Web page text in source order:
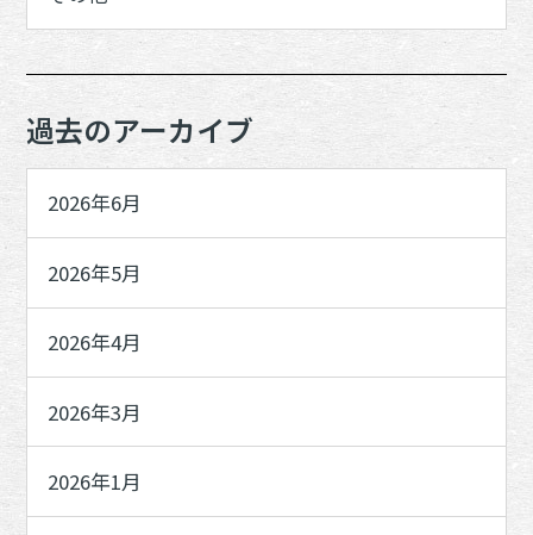
過去のアーカイブ
2026年6月
2026年5月
2026年4月
2026年3月
2026年1月